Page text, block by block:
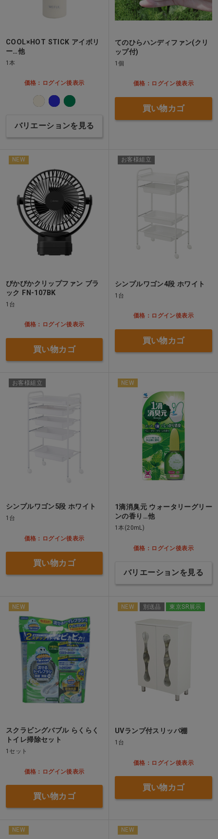
COOL×HOT STICK アイボリ
ー…他
1本
価格：ログイン後表示
バリエーションを見る
てのひらハンディファン(クリ
ップ付)
1個
価格：ログイン後表示
買い物カゴ
NEW
ぴかぴかクリップファン ブラ
ック FN-107BK
1台
価格：ログイン後表示
買い物カゴ
お客様組立
シンプルワゴン4段 ホワイト
1台
価格：ログイン後表示
買い物カゴ
お客様組立
シンプルワゴン5段 ホワイト
1台
価格：ログイン後表示
買い物カゴ
NEW
1滴消臭元 ウォータリーグリー
ンの香り…他
1本(20mL)
価格：ログイン後表示
バリエーションを見る
NEW
スクラビングバブル らくらく
トイレ掃除セット
1セット
価格：ログイン後表示
買い物カゴ
NEW 別送品 東京SR展示
UVランプ付スリッパ棚
1台
価格：ログイン後表示
買い物カゴ
NEW NEW